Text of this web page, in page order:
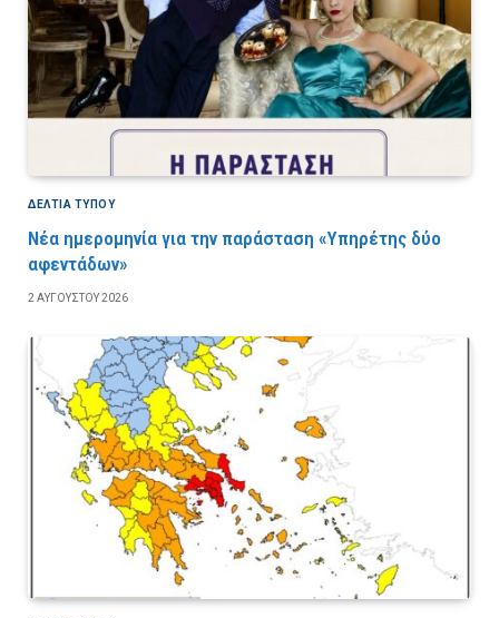
ΔΕΛΤΙΑ ΤΥΠΟΥ
Νέα ημερομηνία για την παράσταση «Υπηρέτης δύο
αφεντάδων»
2 ΑΥΓΟΎΣΤΟΥ 2026